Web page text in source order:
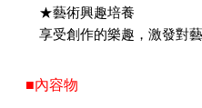
★藝術興趣培養
享受創作的樂趣，激發對
■內容物